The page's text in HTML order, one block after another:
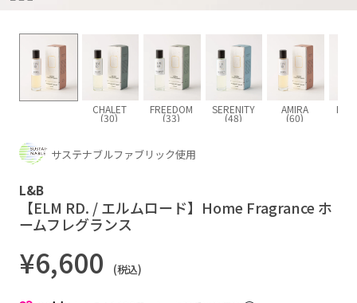
CHALET
(30)
FREEDOM
(33)
SERENITY
(48)
AMIRA
(60)
サステナブルファブリック使用
L&B
【ELM RD. / エルムロード】Home Fragrance ホ
ームフレグランス
¥6,600 (税込)